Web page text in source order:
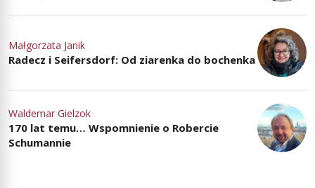
Małgorzata Janik
Radecz i Seifersdorf: Od ziarenka do bochenka
Waldemar Gielzok
170 lat temu… Wspomnienie o Robercie
Schumannie